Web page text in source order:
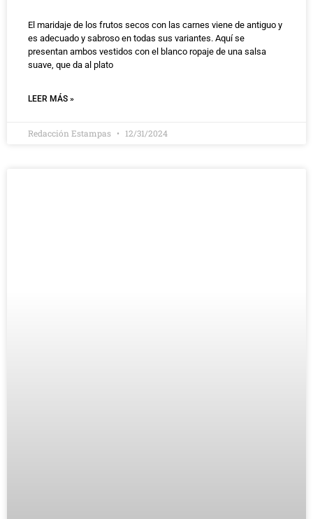
El maridaje de los frutos secos con las carnes viene de antiguo y
es adecuado y sabroso en todas sus variantes. Aquí se
presentan ambos vestidos con el blanco ropaje de una salsa
suave, que da al plato
LEER MÁS »
Redacción Estampas 12/31/2024